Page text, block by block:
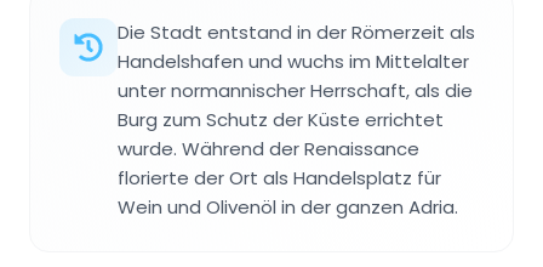
Die Stadt entstand in der Römerzeit als
Handelshafen und wuchs im Mittelalter
unter normannischer Herrschaft, als die
Burg zum Schutz der Küste errichtet
wurde. Während der Renaissance
florierte der Ort als Handelsplatz für
Wein und Olivenöl in der ganzen Adria.